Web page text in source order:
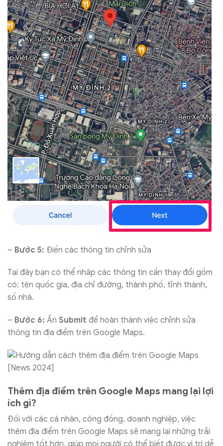
– Bước 5: Điền các thông tin chỉnh sửa
Tại đây bạn có thể nhập các thông tin cần thay đổi gồm
có: tên quốc gia, địa chỉ đường, thành phố, tỉnh thành,
số nhà.
– Bước 6: Ấn Submit để hoàn thành việc chỉnh sửa
thông tin địa điểm trên Google Maps.
Thêm địa điểm trên Google Maps mang lại lợi
ích gì?
Đối với các cá nhân, cộng đồng, doanh nghiệp, việc
thêm địa điểm trên Google Maps sẽ mang lại những trải